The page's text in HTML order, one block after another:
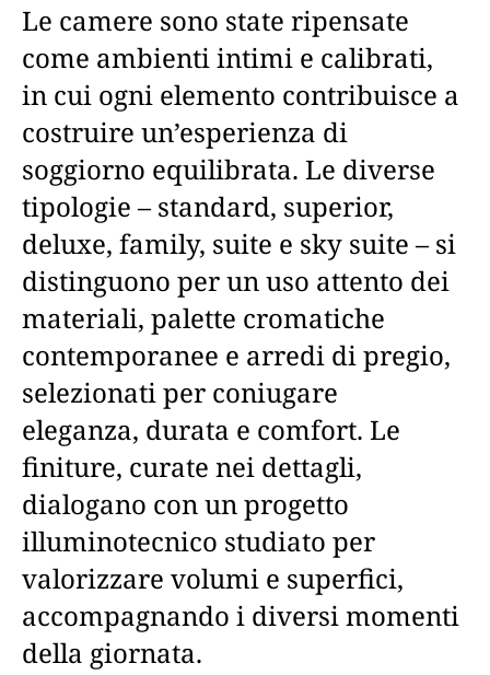
Le camere sono state ripensate
come ambienti intimi e calibrati,
in cui ogni elemento contribuisce a
costruire un’esperienza di
soggiorno equilibrata. Le diverse
tipologie – standard, superior,
deluxe, family, suite e sky suite – si
distinguono per un uso attento dei
materiali, palette cromatiche
contemporanee e arredi di pregio,
selezionati per coniugare
eleganza, durata e comfort. Le
finiture, curate nei dettagli,
dialogano con un progetto
illuminotecnico studiato per
valorizzare volumi e superfici,
accompagnando i diversi momenti
della giornata.